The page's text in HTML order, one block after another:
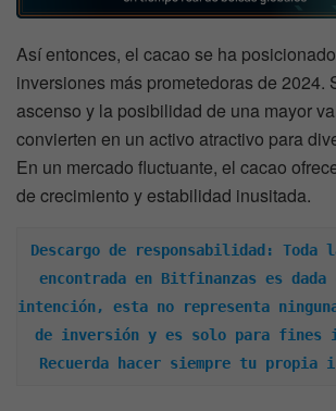
Así entonces, el cacao se ha
inversiones más prometedoras de 2024.
ascenso y la posibilidad de una mayor
convierten en un activo atractivo para
En un mercado fluctuante, el cacao
de crecimiento y estabilidad inusitada.
Descargo de responsabilidad: Toda
encontrada en Bitfinanzas es dada
intención, esta no representa ninguna
de inversión y es solo para fines
Recuerda hacer siempre tu propia